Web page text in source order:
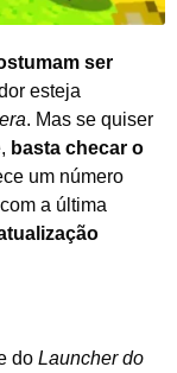
ser
esteja
. Mas se quiser
basta checar o
um número
a última
do Launcher do